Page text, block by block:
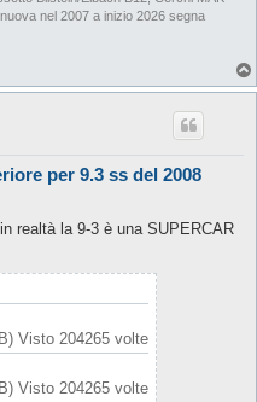
nel 2007 a inizio 2026 segna
per 9.3 ss del 2008
realtà la 9-3 è una SUPERCAR
Visto 204265 volte
Visto 204265 volte